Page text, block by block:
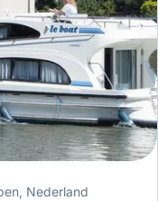
Nederland